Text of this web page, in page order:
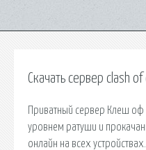
Скачать сервер clash
Приватный сервер Клеш оф
уровнем ратуши и
онлайн на всех